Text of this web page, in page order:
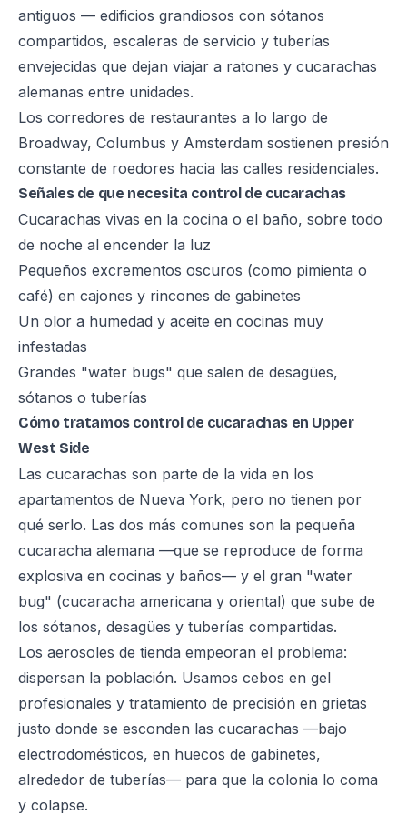
antiguos — edificios grandiosos con sótanos
compartidos, escaleras de servicio y tuberías
envejecidas que dejan viajar a ratones y cucarachas
alemanas entre unidades.
Los corredores de restaurantes a lo largo de
Broadway, Columbus y Amsterdam sostienen presión
constante de roedores hacia las calles residenciales.
Señales de que necesita control de cucarachas
Cucarachas vivas en la cocina o el baño, sobre todo
de noche al encender la luz
Pequeños excrementos oscuros (como pimienta o
café) en cajones y rincones de gabinetes
Un olor a humedad y aceite en cocinas muy
infestadas
Grandes "water bugs" que salen de desagües,
sótanos o tuberías
Cómo tratamos control de cucarachas en Upper
West Side
Las cucarachas son parte de la vida en los
apartamentos de Nueva York, pero no tienen por
qué serlo. Las dos más comunes son la pequeña
cucaracha alemana —que se reproduce de forma
explosiva en cocinas y baños— y el gran "water
bug" (cucaracha americana y oriental) que sube de
los sótanos, desagües y tuberías compartidas.
Los aerosoles de tienda empeoran el problema:
dispersan la población. Usamos cebos en gel
profesionales y tratamiento de precisión en grietas
justo donde se esconden las cucarachas —bajo
electrodomésticos, en huecos de gabinetes,
alrededor de tuberías— para que la colonia lo coma
y colapse.